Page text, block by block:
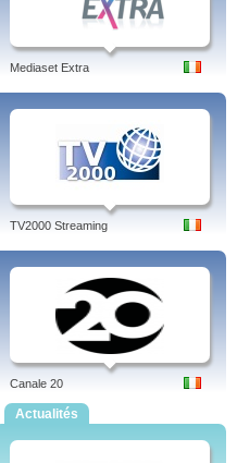
Mediaset Extra
TV2000 Streaming
Canale 20
Actualités